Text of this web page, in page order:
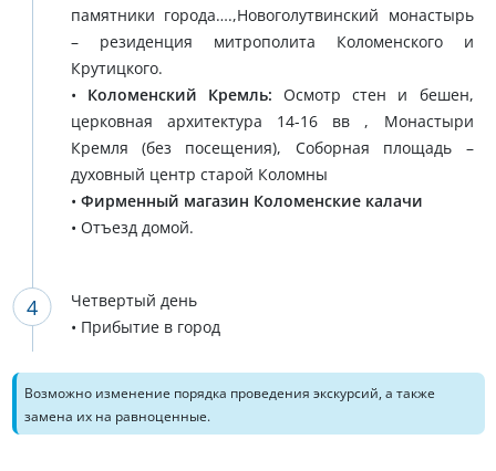
памятники города….,Новоголутвинский монастырь
– резиденция митрополита Коломенского и
Крутицкого.
• Коломенский Кремль: Осмотр стен и бешен,
церковная архитектура 14-16 вв , Монастыри
Кремля (без посещения), Соборная площадь –
духовный центр старой Коломны
• Фирменный магазин Коломенские калачи
• Отъезд домой.
Четвертый день
• Прибытие в город
Возможно изменение порядка проведения экскурсий, а также
замена их на равноценные.